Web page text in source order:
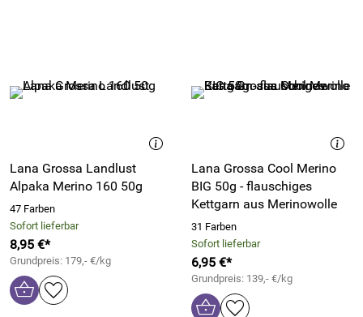
Lana Grossa Landlust
Alpaka Merino 160 50g
47 Farben
Sofort lieferbar
8,95 €*
Grundpreis: 179,- €/kg
Lana Grossa Cool Merino
BIG 50g - flauschiges
Kettgarn aus Merinowolle
31 Farben
Sofort lieferbar
6,95 €*
Grundpreis: 139,- €/kg